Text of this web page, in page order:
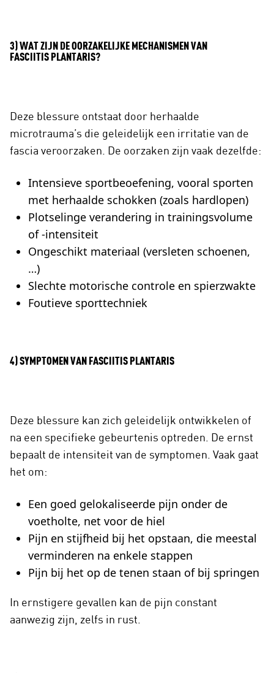
3) WAT ZIJN DE OORZAKELIJKE MECHANISMEN VAN
FASCIITIS PLANTARIS?
Deze blessure ontstaat door herhaalde
microtrauma’s die geleidelijk een irritatie van de
fascia veroorzaken. De oorzaken zijn vaak dezelfde:
Intensieve sportbeoefening, vooral sporten
met herhaalde schokken (zoals hardlopen)
Plotselinge verandering in trainingsvolume
of -intensiteit
Ongeschikt materiaal (versleten schoenen,
…)
Slechte motorische controle en spierzwakte
Foutieve sporttechniek
4) SYMPTOMEN VAN FASCIITIS PLANTARIS
Deze blessure kan zich geleidelijk ontwikkelen of
na een specifieke gebeurtenis optreden. De ernst
bepaalt de intensiteit van de symptomen. Vaak gaat
het om:
Een goed gelokaliseerde pijn onder de
voetholte, net voor de hiel
Pijn en stijfheid bij het opstaan, die meestal
verminderen na enkele stappen
Pijn bij het op de tenen staan of bij springen
In ernstigere gevallen kan de pijn constant
aanwezig zijn, zelfs in rust.